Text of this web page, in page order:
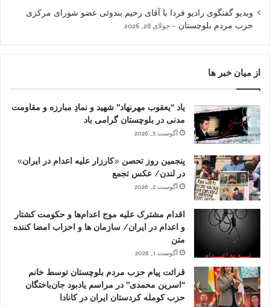
ویدیو گفتگوی رادیو فردا با آقای رحیم بندوئی عضو شورای مرکزی
حزب مردم بلوچستان
جولای 28, 2026
از میان خبر ها
یاد “یعقوب مهرنهاد” شهید و نمادِ مبارزه و مقاومت
مدنی در بلوچستان گرامی باد
آگوست 3, 2026
پنجمین روز تحصن «کارزار علیه اعدام در ایران»
در لندن/ عکس تجمع
آگوست 2, 2026
اقدام مشترک علیه موج اعدام‌ها و حکومت کشتار
و اعدام در ایران/ سازمان ها و احزاب امضا کننده
متن
آگوست 1, 2026
قرائت پیام حزب مردم بلوچستان توسط خانم
“اسرین محمدی” در مراسم یادبود جان‌باختگان
حزب کومله کردستان ایران در کانادا